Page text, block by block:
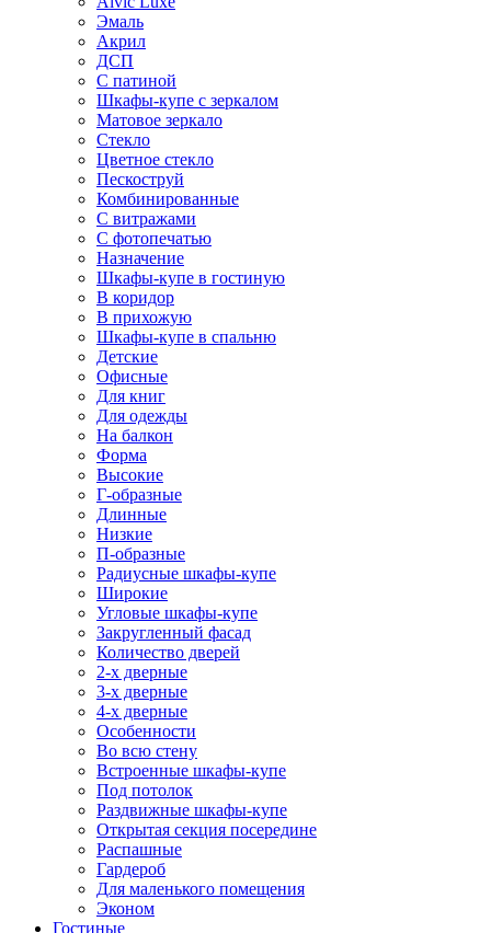
Эмаль
Акрил
ДСП
С патиной
Шкафы-купе с зеркалом
Матовое зеркало
Стекло
Цветное стекло
Пескоструй
Комбинированные
С витражами
С фотопечатью
Назначение
Шкафы-купе в гостиную
В коридор
В прихожую
Шкафы-купе в спальню
Детские
Офисные
Для книг
Для одежды
На балкон
Форма
Высокие
Г-образные
Длинные
Низкие
П-образные
Радиусные шкафы-купе
Широкие
Угловые шкафы-купе
Закругленный фасад
Количество дверей
2-х дверные
3-х дверные
4-х дверные
Особенности
Во всю стену
Встроенные шкафы-купе
Под потолок
Раздвижные шкафы-купе
Открытая секция посередине
Распашные
Гардероб
Для маленького помещения
Эконом
Гостиные